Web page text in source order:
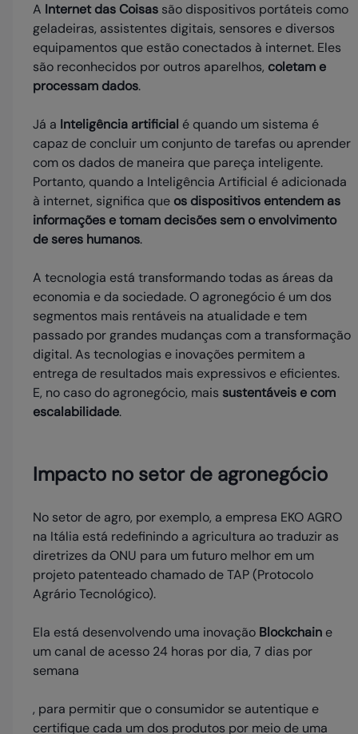
A Internet das Coisas são dispositivos portáteis como
geladeiras, assistentes digitais, sensores e diversos
equipamentos que estão conectados à internet. Eles
são reconhecidos por outros aparelhos, coletam e
processam dados.
Já a Inteligência artificial é quando um sistema é
capaz de concluir um conjunto de tarefas ou aprender
com os dados de maneira que pareça inteligente.
Portanto, quando a Inteligência Artificial é adicionada
à internet, significa que os dispositivos entendem as
informações e tomam decisões sem o envolvimento
de seres humanos.
A tecnologia está transformando todas as áreas da
economia e da sociedade. O agronegócio é um dos
segmentos mais rentáveis na atualidade e tem
passado por grandes mudanças com a transformação
digital. As tecnologias e inovações permitem a
entrega de resultados mais expressivos e eficientes.
E, no caso do agronegócio, mais sustentáveis e com
escalabilidade.
Impacto no setor de agronegócio
No setor de agro, por exemplo, a empresa EKO AGRO
na Itália está redefinindo a agricultura ao traduzir as
diretrizes da ONU para um futuro melhor em um
projeto patenteado chamado de TAP (Protocolo
Agrário Tecnológico).
Ela está desenvolvendo uma inovação Blockchain e
um canal de acesso 24 horas por dia, 7 dias por
semana
, para permitir que o consumidor se autentique e
certifique cada um dos produtos por meio de uma